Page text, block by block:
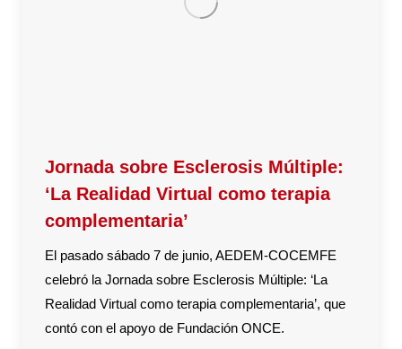
Jornada sobre Esclerosis Múltiple:
‘La Realidad Virtual como terapia
complementaria’
El pasado sábado 7 de junio, AEDEM-COCEMFE
celebró la Jornada sobre Esclerosis Múltiple: ‘La
Realidad Virtual como terapia complementaria’, que
contó con el apoyo de Fundación ONCE.